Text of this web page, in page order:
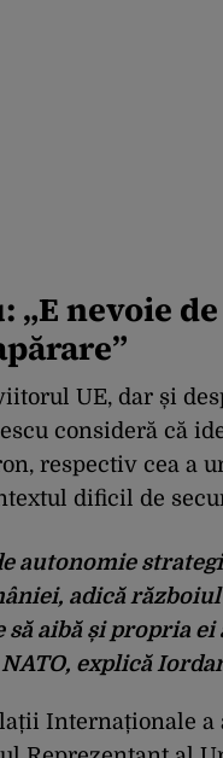
„E nevoie
UE, dar și
consideră că
respectiv cea a
dificil de
autonomie
adică
să aibă și propria
explică
Internaționale